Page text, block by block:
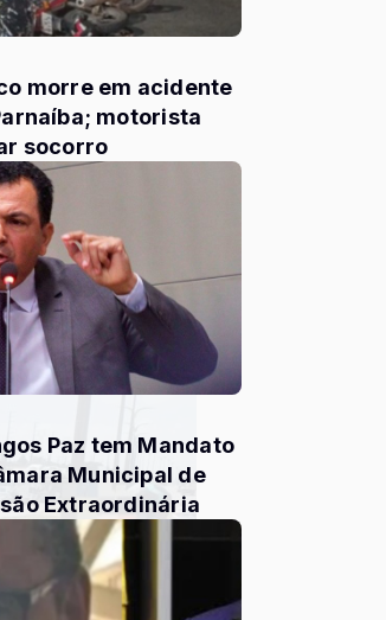
morre em acidente
motorista
socorro
Paz tem Mandato
Municipal de
Extraordinária